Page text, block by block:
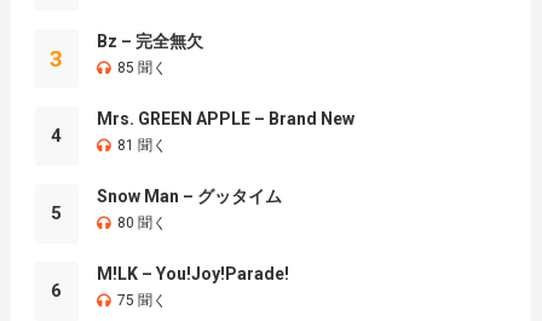
3
Bz – 完全無欠
85 聞く
4
Mrs. GREEN APPLE – Brand New
81 聞く
5
Snow Man – グッタイム
80 聞く
6
M!LK – You!Joy!Parade!
75 聞く